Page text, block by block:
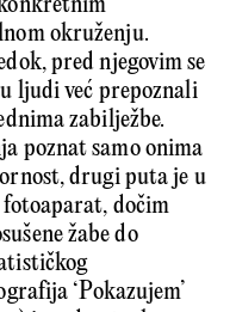
okruženju.
pred njegovim se
ljudi već prepoznali
zabilježbe.
poznat samo onima
drugi puta je u
dočim
žabe do
‘Pokazujem’